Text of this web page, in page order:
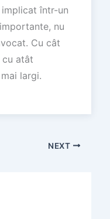
într-un
nu
Cu cât
cu atât
largi.
NEXT